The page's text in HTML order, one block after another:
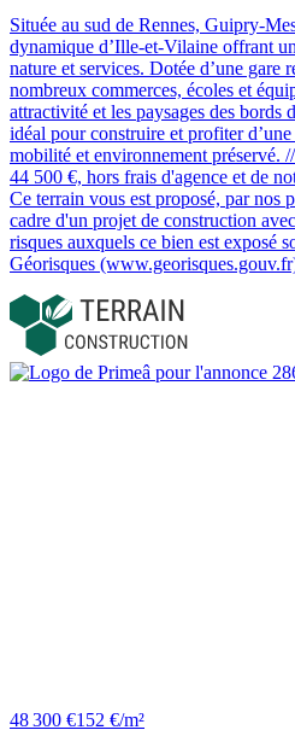
Située au sud de Rennes, Guipry-
dynamique d’Ille-et-Vilaine offrant
nature et services. Dotée d’une gare
nombreux commerces, écoles et
attractivité et les paysages des
idéal pour construire et profiter
mobilité et environnement préservé.
44 500 €, hors frais d'agence et de
Ce terrain vous est proposé, par nos
cadre d'un projet de construction
risques auxquels ce bien est exposé
Géorisques
48 300 €152 €/m²